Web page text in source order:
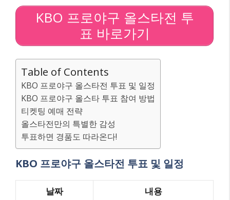
KBO 프로야구 올스타전 투
표 바로가기
Table of Contents
KBO 프로야구 올스타전 투표 및 일정
KBO 프로야구 올스타 투표 참여 방법
티켓팅 예매 전략
올스타전만의 특별한 감성
투표하면 경품도 따라온다!
KBO 프로야구 올스타전 투표 및 일정
날짜 내용